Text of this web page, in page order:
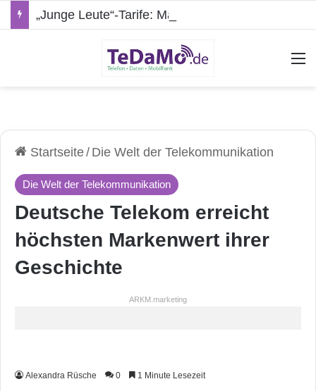
Startseite/ Die Welt der Telekommunikation
Die Welt der Telekommunikation
Deutsche Telekom erreicht
höchsten Markenwert ihrer
Geschichte
ARKM.marketing
Alexandra Rüsche 0 1 Minute Lesezeit